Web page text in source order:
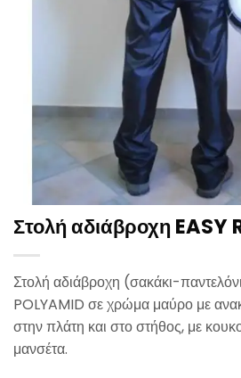
Στολή αδιάβροχη EASY
Στολή αδιάβροχη (σακάκι-
POLYAMID σε χρώμα μαύρο με
στην πλάτη και στο στήθος, με
μανσέτα.